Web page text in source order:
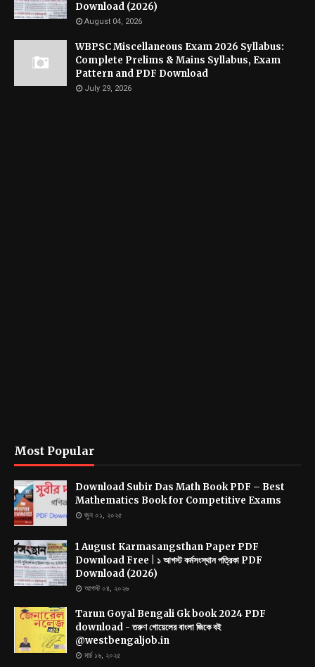
Download (2026)
August 04, 2026
WBPSC Miscellaneous Exam 2026 Syllabus:
Complete Prelims & Mains Syllabus, Exam
Pattern and PDF Download
July 29, 2026
Most Popular
Download Subir Das Math Book PDF – Best
Mathematics Book for Competitive Exams
জুন ০১, ২০২৫
1 August Karmasangsthan Paper PDF
Download Free | ১ আগস্ট কর্মসংস্থান পত্রিকা PDF
Download (2026)
আগস্ট ০৪, ২০২৬
Tarun Goyal Bengali Gk book 2024 PDF
download - তরুণ গোয়েলের বাংলা জিকে বই
@westbengaljob.in
মার্চ ১৬, ২০২৫